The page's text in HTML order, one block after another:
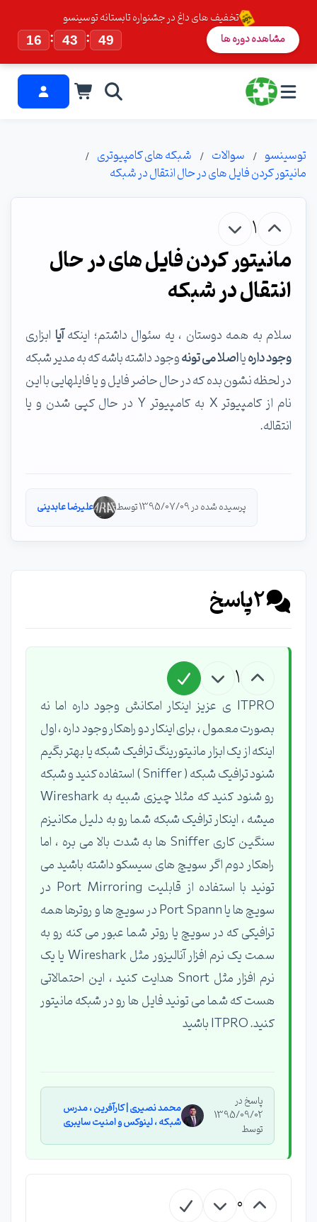
تخفیف های داغ در جشنواره تابستانه توسینسو
16
: 43 : 48 مشاهده دوره ها
توسینسو سوالات
شبکه های کامپیوتری
مانیتور کردن فایل های در حال انتقال در شبکه
1
مانیتور کردن فایل های در حال
انتقال در شبکه
سلام به همه دوستان ، یه سئوال داشتم؛ اینکهآیا ابزاری
وجود دارهیااصلا می تونهوجود داشته باشه که به مدیر شبکه
در لحظه نشون بده که در حال حاضر فایل و یا فایلهایی با این
نام از کامپیوتر X به کامپیوتر Y در حال کپی شدن و یا
انتقاله.
پرسیده شده در 1395/07/09 توسط علیرضا عابدینی
2پاسخ
1
ITPRO ی عزیز اینکار امکانش وجود داره اما نه
بصورت معمول ، برای اینکار دو راهکار وجود داره ، اول
اینکه از یک ابزار مانیتورینگ ترافیک شبکه یا بهتر بگیم
شنود ترافیک شبکه ( Sniffer ) استفاده کنید و شبکه
رو شنود کنید که مثلا چیزی شبیه به Wireshark
میشه ، اینکار ترافیک شبکه شما رو به دلیل مکانیزم
سنگین کاری Sniffer ها به شدت بالا می بره ، اما
راهکار دوم اگر سویچ های سیسکو داشته باشید می
تونید با استفاده از قابلیت Port Mirroring در
سویچ ها یا Port Spann در سویچ ها و روترها همه
ترافیکی که در سویچ یا روتر شما عبور می کنه رو به
سمت یک نرم افزار آنالیزور مثل Wireshark یا یک
نرم افزار مثل Snort هدایت کنید ، این احتمالاتی
هست که شما می تونید فایل ها رو در شبکه مانیتور
کنید. ITPRO باشید
پاسخ در
1395/09/02
توسط
محمد نصیری | کارآفرین ، مدرس
شبکه ، لینوکس و امنیت سایبری
0